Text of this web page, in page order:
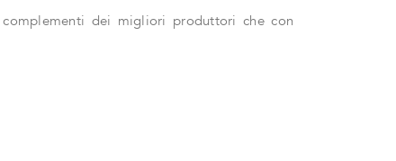
dei migliori produttori che con